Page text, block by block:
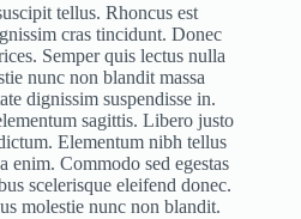
tellus. Rhoncus est
cras tincidunt. Donec
Semper quis lectus nulla
nunc non blandit massa
dignissim suspendisse in.
sagittis. Libero justo
Elementum nibh tellus
enim. Commodo sed egestas
scelerisque eleifend donec.
molestie nunc non blandit.